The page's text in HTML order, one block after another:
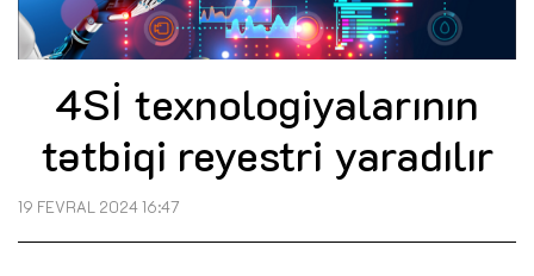
4Sİ texnologiyalarının
tətbiqi reyestri yaradılır
19 FEVRAL 2024 16:47